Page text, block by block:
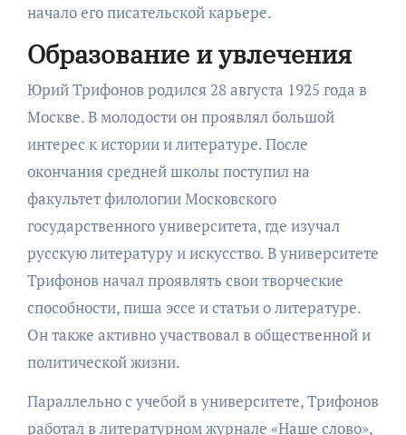
начало его писательской карьере.
Образование и увлечения
Юрий Трифонов родился 28 августа 1925 года в
Москве. В молодости он проявлял большой
интерес к истории и литературе. После
окончания средней школы поступил на
факультет филологии Московского
государственного университета, где изучал
русскую литературу и искусство. В университете
Трифонов начал проявлять свои творческие
способности, пиша эссе и статьи о литературе.
Он также активно участвовал в общественной и
политической жизни.
Параллельно с учебой в университете, Трифонов
работал в литературном журнале «Наше слово»,